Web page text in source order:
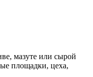
мазуте или сырой
площадки, цеха,